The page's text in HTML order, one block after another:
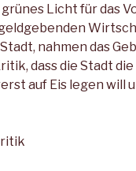
Licht für das
nahmen das
dass die Stadt die
auf Eis legen will